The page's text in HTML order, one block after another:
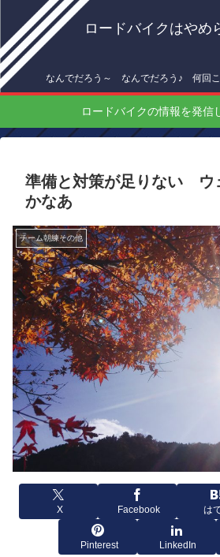
ロードバイクはやめ
なんでだろう～ なんでだろう♪ 何回こ
ロードバイクの情報を発信
準備と対策が足りない ウ
かなあ
チーム朝練その他
X Facebook は
Pinterest LinkedIn